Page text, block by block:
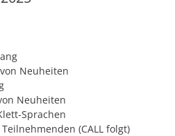
Neuheiten
Neuheiten
Sprachen
(CALL folgt)